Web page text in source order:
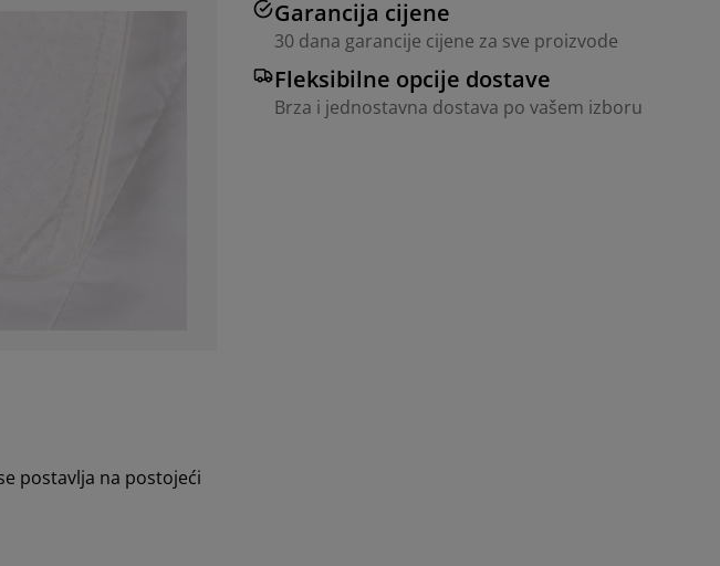
Garancija cijene
30 dana garancije cijene za sve proizvode
Fleksibilne opcije dostave
Brza i jednostavna dostava po vašem izboru
postavlja na postojeći